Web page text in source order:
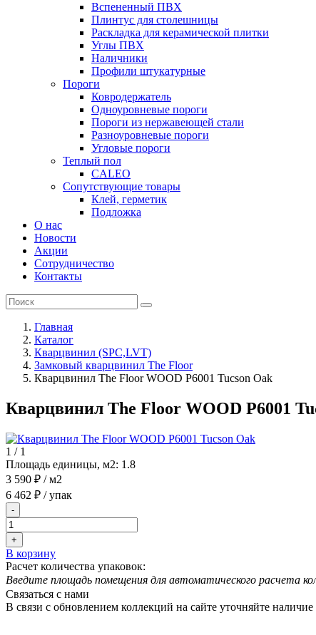
Вспененный ПВХ
Плинтус для столешницы
Раскладка для керамической плитки
Углы ПВХ
Наличники
Профили штукатурные
Пороги
Ковродержатель
Одноуровневые пороги
Пороги из нержавеющей стали
Разноуровневые пороги
Угловые пороги
Теплый пол
CALEO
Сопутствующие товары
Клей, герметик
Подложка
О нас
Новости
Акции
Сотрудничество
Контакты
Главная
Каталог
Кварцвинил (SPC,LVT)
Замковый кварцвинил The Floor
Кварцвинил The Floor WOOD P6001 Tucson Oak
Кварцвинил The Floor WOOD P6001
1 / 1
Площадь единицы, м2: 1.8
3 590 ₽ / м2
6 462 ₽ / упак
-
+
В корзину
Расчет количества упаковок:
Введите площадь помещения для автоматического расчета
Связаться с нами
В связи с обновлением коллекций на сайте уточняйте